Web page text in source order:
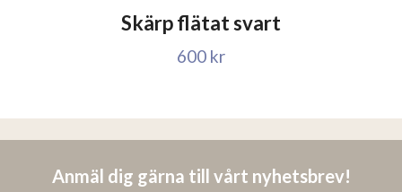
Skärp flätat svart
600 kr
Anmäl dig gärna till vårt nyhetsbrev!